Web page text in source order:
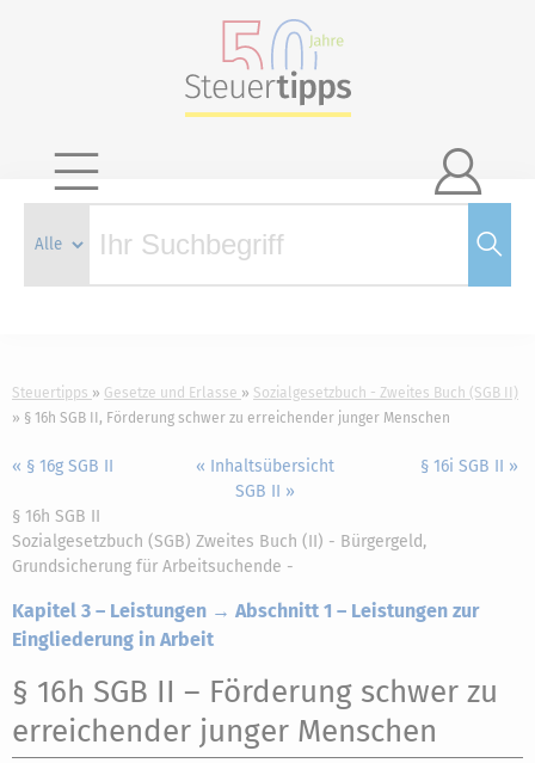

Steuertipps Gesetze und Erlasse
Sozialgesetzbuch - Zweites Buch (SGB II)
§ 16h SGB II, Förderung schwer zu erreichender junger Menschen
« § 16g SGB II
« Inhaltsübersicht
SGB II »
§ 16i SGB II »
§ 16h SGB II
Sozialgesetzbuch (SGB) Zweites Buch (II) - Bürgergeld,
Grundsicherung für Arbeitsuchende -
Kapitel 3 – Leistungen → Abschnitt 1 – Leistungen zur
Eingliederung in Arbeit
§ 16h SGB II – Förderung schwer zu
erreichender junger Menschen